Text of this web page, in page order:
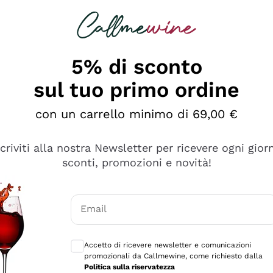
è male ma secondo me ci sono alternative che
5% di sconto
sul tuo primo ordine
con un carrello minimo di 69,00 €
alla nostra Newsletter per ricevere ogni
sconti, promozioni e novità!
Email
Accetto di ricevere newsletter e comunicazioni
promozionali da Callmewine, come richiesto dalla
Politica sulla riservatezza